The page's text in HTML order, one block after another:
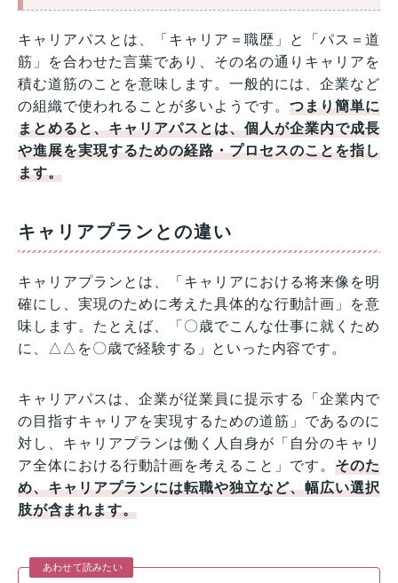
キャリアパスとは、「キャリア＝職歴」と「パス＝道
筋」を合わせた言葉であり、その名の通りキャリアを
積む道筋のことを意味します。一般的には、企業など
の組織で使われることが多いようです。つまり簡単に
まとめると、キャリアパスとは、個人が企業内で成長
や進展を実現するための経路・プロセスのことを指し
ます。
キャリアプランとの違い
キャリアプランとは、「キャリアにおける将来像を明
確にし、実現のために考えた具体的な行動計画」を意
味します。たとえば、「〇歳でこんな仕事に就くため
に、△△を〇歳で経験する」といった内容です。
キャリアパスは、企業が従業員に提示する「企業内で
の目指すキャリアを実現するための道筋」であるのに
対し、キャリアプランは働く人自身が「自分のキャリ
ア全体における行動計画を考えること」です。そのた
め、キャリアプランには転職や独立など、幅広い選択
肢が含まれます。
あわせて読みたい